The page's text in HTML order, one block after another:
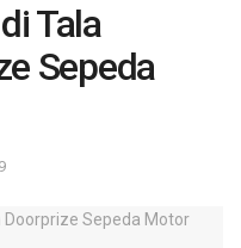
Tala
Sepeda